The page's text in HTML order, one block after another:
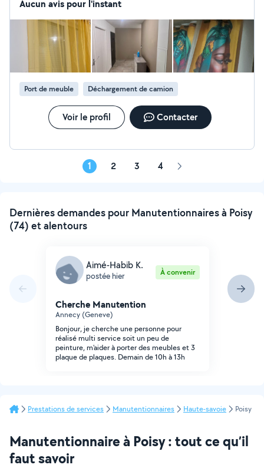
-MONTAGE MEUBLES KIT ect
Aucun avis pour l'instant
Port de meuble Déchargement de camion
Voir le profil Contacter
1 2 3 4 Page
Dernières demandes pour Manutentionnaires à Poisy
(74) et alentours
Aimé-Habib K.
postée hier À convenir
Cherche Manutention
Annecy (Geneve)
Bonjour, je cherche une personne pour
réalisé multi service soit un peu de
peinture, m'aider à porter des meubles et 3
plaque de plaques. Demain de 10h à 13h
Prestations de services Manutentionnaires Haute-savoie Poisy
Manutentionnaire à Poisy : tout ce qu’il
faut savoir